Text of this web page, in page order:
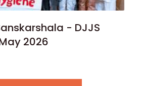
- DJJS
2026